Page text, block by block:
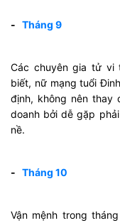
- Tháng 9
Các chuyên gia tử vi
biết, nữ mạng tuổi
định, không nên thay
doanh bởi dễ gặp
nề.
- Tháng 10
Vận mệnh trong